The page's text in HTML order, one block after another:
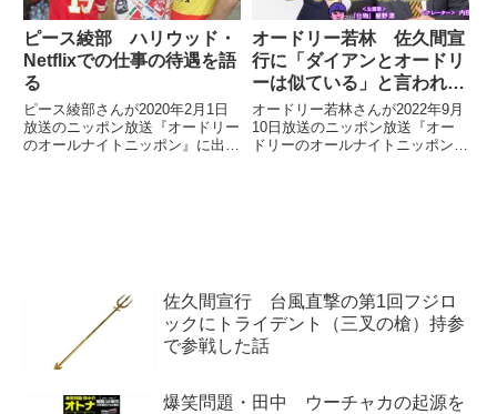
ピース綾部 ハリウッド・
Netflixでの仕事の待遇を語
る
ピース綾部さんが2020年2月1日
放送のニッポン放送『オードリー
のオールナイトニッポン』に出
オードリー若林 佐久間宣
行に「ダイアンとオードリ
ーは似ている」と言われた
話
オードリー若林さんが2022年9月
10日放送のニッポン放送『オー
ドリーのオールナイトニッポン』
佐久間宣行 台風直撃の第1回フジロ
ックにトライデント（三叉の槍）持参
で参戦した話
爆笑問題・田中 ウーチャカの起源を